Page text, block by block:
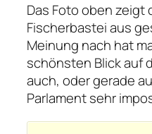
Das Foto oben zeigt
Fischerbastei aus
Meinung nach hat
schönsten Blick auf
auch, oder gerade
Parlament sehr